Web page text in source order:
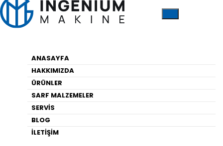
ANASAYFA
HAKKIMIZDA
ÜRÜNLER
SARF MALZEMELER
SERVİS
BLOG
İLETİŞİM
Yapabilirsiniz
Anasayfa